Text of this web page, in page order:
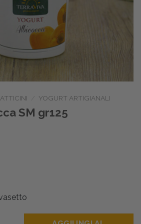
YOGURT ARTIGIANALI
SM gr125